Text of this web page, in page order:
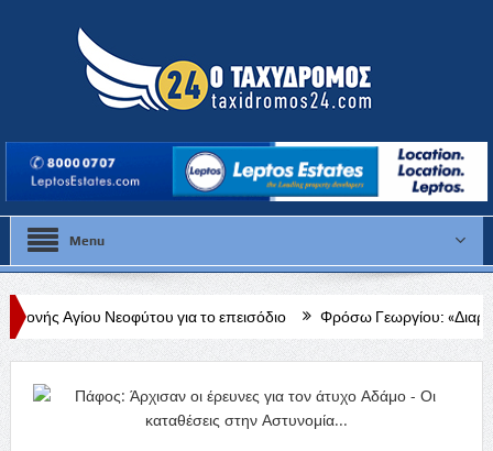
Menu
για το επεισόδιο Φρόσω Γεωργίου: «Διαρκής, δεδομένη και